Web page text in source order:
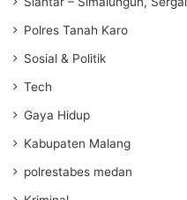
Polres Tanah Karo
Sosial & Politik
Tech
Gaya Hidup
Kabupaten Malang
polrestabes medan